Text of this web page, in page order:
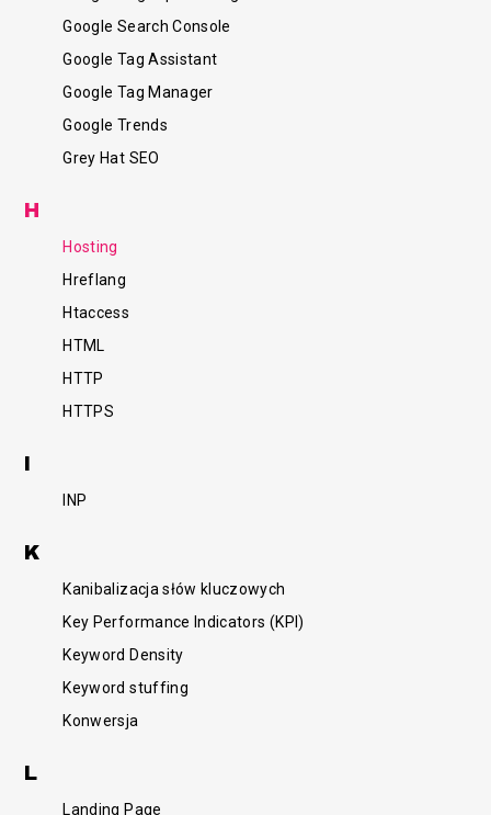
Google Search Console
Google Tag Assistant
Google Tag Manager
Google Trends
Grey Hat SEO
H
Hosting
Hreflang
Htaccess
HTML
HTTP
HTTPS
I
INP
K
Kanibalizacja słów kluczowych
Key Performance Indicators (KPI)
Keyword Density
Keyword stuffing
Konwersja
L
Landing Page